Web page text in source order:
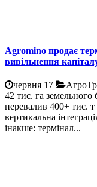
Agromino продає
вивільнення
червня 17
42 тис. га
перевалив 400+ тис.
вертикальна
інакше: термінал...